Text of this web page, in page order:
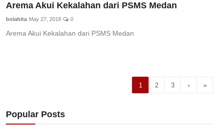
Arema Akui Kekalahan dari PSMS Medan
bolahita May 27, 2018 0
Arema Akui Kekalahan dari PSMS Medan
1 2 3 › »
Popular Posts